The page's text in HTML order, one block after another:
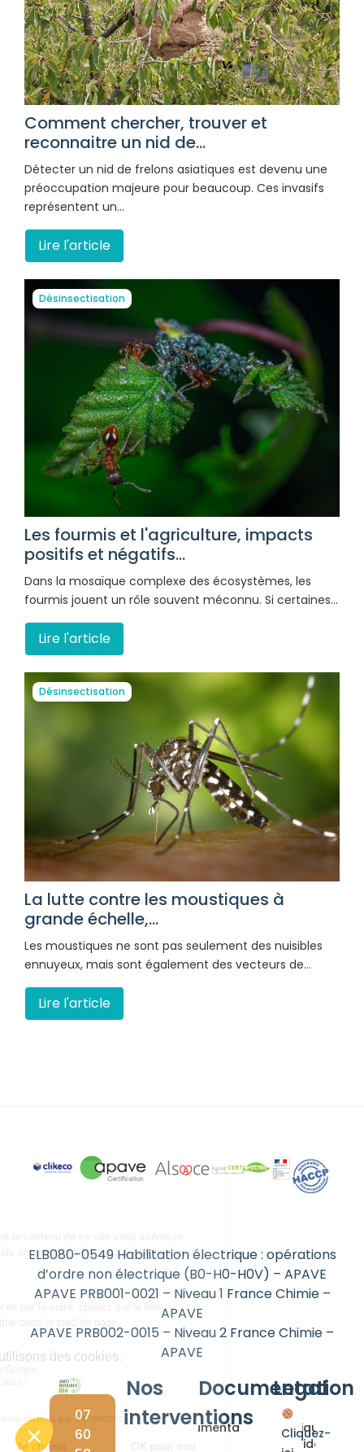
Comment chercher, trouver et
reconnaitre un nid de...
Détecter un nid de frelons asiatiques est devenu une
préoccupation majeure pour beaucoup. Ces invasifs
représentent un…
Lire l'article
Désinsectisation
Les fourmis et l'agriculture, impacts
positifs et négatifs...
Dans la mosaïque complexe des écosystèmes, les
fourmis jouent un rôle souvent méconnu. Si certaines…
Lire l'article
Désinsectisation
La lutte contre les moustiques à
grande échelle,...
Les moustiques ne sont pas seulement des nuisibles
ennuyeux, mais sont également des vecteurs de…
Lire l'article
ELB080-0549 Habilitation électrique : opérations
d’ordre non électrique (B0-H0-H0V) – APAVE
APAVE PRB001-0021 – Niveau 1 France Chimie –
APAVE
APAVE PRB002-0015 – Niveau 2 France Chimie –
APAVE
07
60
Nos
interventions
Documentation
Documentations
Legal
Politique de
confidentialité
Cliquez-